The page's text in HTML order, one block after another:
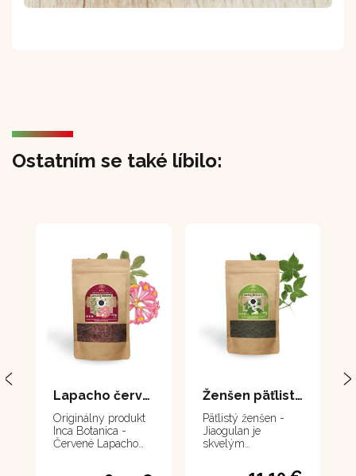
Ostatním se také líbilo:
Lapacho červené - 100 gr.
Originálny produkt
Inca Botanica -
Červené Lapacho
Ženšen päťlistý - Jiaogulan 60 g
Päťlistý ženšen -
Jiaogulan je
skvelým